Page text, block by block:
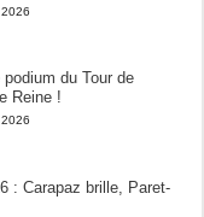
du Tour de
Reine !
: Carapaz brille, Paret-